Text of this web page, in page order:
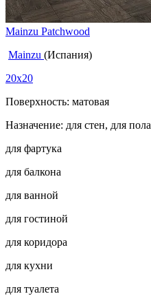
Mainzu Patchwood
Mainzu (Испания)
20x20
Поверхность: матовая
Назначение: для стен, для пола
для фартука
для балкона
для ванной
для гостиной
для коридора
для кухни
для туалета